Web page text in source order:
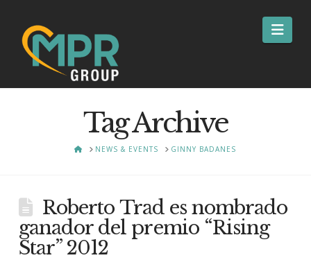
Tag Archive
HOMENEWS & EVENTS GINNY BADANES
Roberto Trad es nombrado
ganador del premio “Rising
Star” 2012